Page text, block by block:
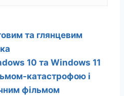
та глянцевим
10 та Windows 11
катастрофою і
фільмом